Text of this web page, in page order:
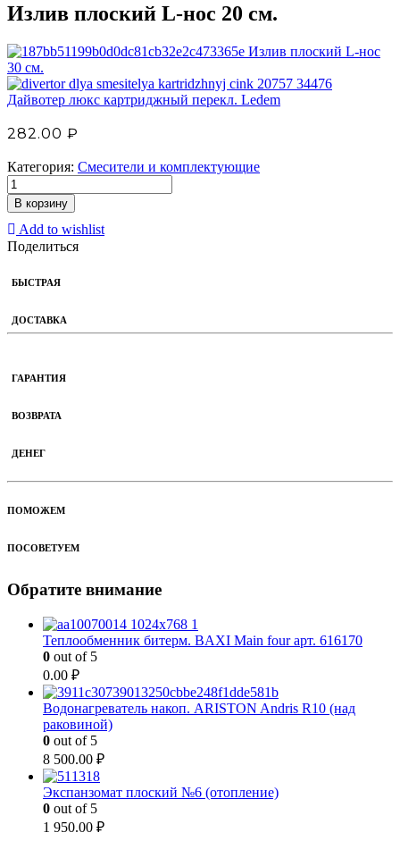
Излив плоский L-нос 20 см.
Излив плоский L-нос
30 см.
Дайвотер люкс картриджный перекл. Ledem
282.00 ₽
Категория: Смесители и комплектующие
В корзину
Add to wishlist
Поделиться
БЫСТРАЯ
ДОСТАВКА
ГАРАНТИЯ
ВОЗВРАТА
ДЕНЕГ
ПОМОЖЕМ
ПОСОВЕТУЕМ
Обратите внимание
Теплообменник битерм. BAXI Main four арт. 616170
0 out of 5
0.00 ₽
Водонагреватель накоп. ARISTON Andris R10 (над
раковиной)
0 out of 5
8 500.00 ₽
Экспанзомат плоский №6 (отопление)
0 out of 5
1 950.00 ₽